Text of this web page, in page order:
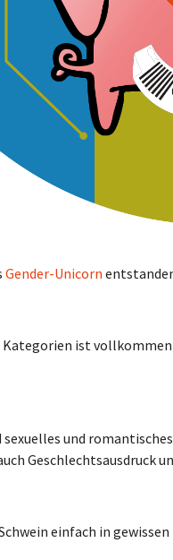
Gender-Unicorn
ist
sexuelles und
Geschlechtsausdruck
einfach in